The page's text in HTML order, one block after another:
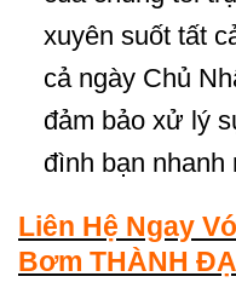
xuyên suốt tất
cả ngày Chủ
đảm bảo xử lý
đình bạn nhanh
Liên Hệ Ngay
Bơm THÀNH